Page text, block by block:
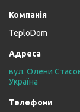
TeploDom
вул. Олени
Україна